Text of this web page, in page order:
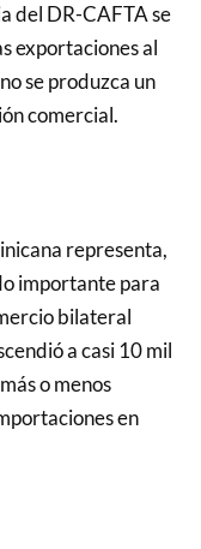
del DR-CAFTA se
exportaciones al
se produzca un
comercial.
representa,
importante para
bilateral
a casi 10 mil
o menos
en